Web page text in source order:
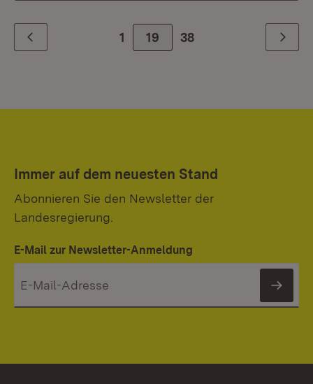
Zurück 1 Zur Seite
19 38 Weiter
Immer auf dem neuesten Stand
Abonnieren Sie den Newsletter der
Landesregierung.
E-Mail zur Newsletter-Anmeldung